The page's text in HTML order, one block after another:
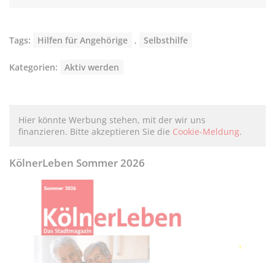
Tags: Hilfen für Angehörige , Selbsthilfe
Kategorien: Aktiv werden
Hier könnte Werbung stehen, mit der wir uns
finanzieren. Bitte akzeptieren Sie die Cookie-Meldung.
KölnerLeben Sommer 2026